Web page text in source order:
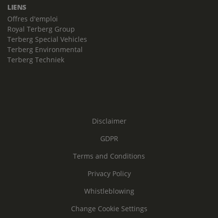
LIENS
Offres d'emploi
Royal Terberg Group
Terberg Special Vehicles
Terberg Environmental
Terberg Techniek
Disclaimer
GDPR
Terms and Conditions
Privacy Policy
Whistleblowing
Change Cookie Settings